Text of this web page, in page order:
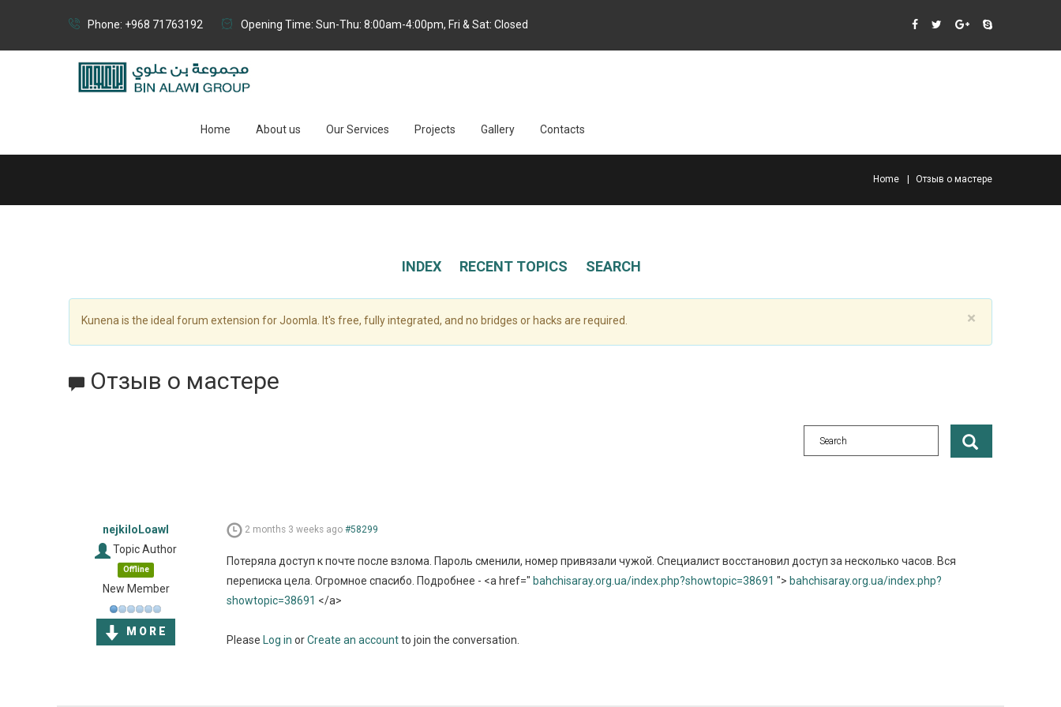
Phone: +968 71763192 Opening Time: Sun-Thu: 8:00am-4:00pm, Fri & Sat: Closed
Home About us Our Services Projects Gallery Contacts
Home Отзыв о мастере
INDEX RECENT TOPICS SEARCH
×
Kunena is the ideal forum extension for Joomla. It's free, fully integrated, and no bridges or hacks are required.
Отзыв о мастере
nejkiloLoawl
Topic Author
Offline
New Member
MORE
2 months 3 weeks ago #58299
Потеряла доступ к почте после взлома. Пароль сменили, номер привязали чужой. Специалист восстановил доступ за несколько часов. Вся
переписка цела. Огромное спасибо. Подробнее - <a href=" bahchisaray.org.ua/index.php?showtopic=38691 "> bahchisaray.org.ua/index.php?
showtopic=38691 </a>
Please Log in orCreate an accountto join the conversation.